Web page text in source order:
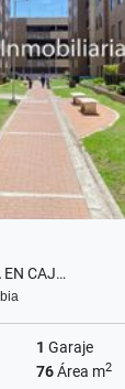
EN CAJ…
1 Garaje
76Área m2